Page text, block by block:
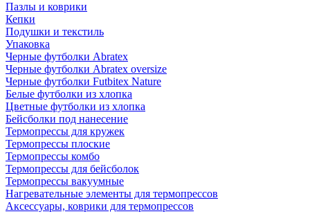
Пазлы и коврики
Кепки
Подушки и текстиль
Упаковка
Черные футболки Abratex
Черные футболки Abratex oversize
Черные футболки Futbitex Nature
Белые футболки из хлопка
Цветные футболки из хлопка
Бейсболки под нанесение
Термопрессы для кружек
Термопрессы плоские
Термопрессы комбо
Термопрессы для бейсболок
Термопрессы вакуумные
Нагревательные элементы для термопрессов
Аксессуары, коврики для термопрессов